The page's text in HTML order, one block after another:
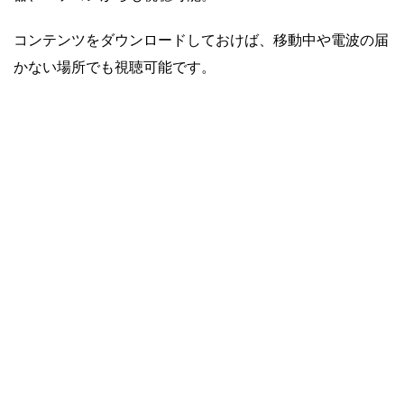
コンテンツをダウンロードしておけば、移動中や電波の届
かない場所でも視聴可能です。